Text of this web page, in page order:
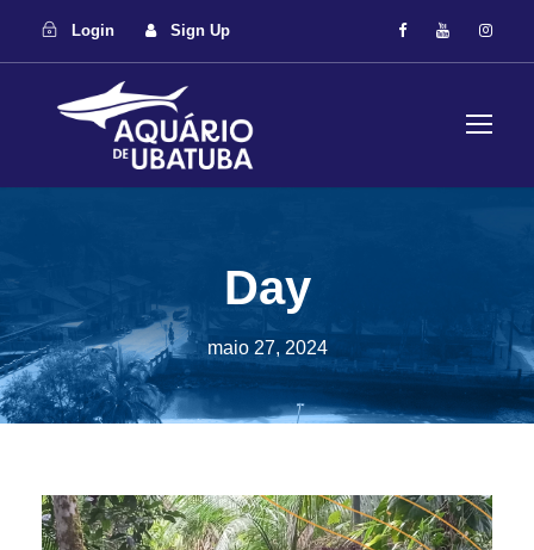
Login Sign Up
Day
maio 27, 2024